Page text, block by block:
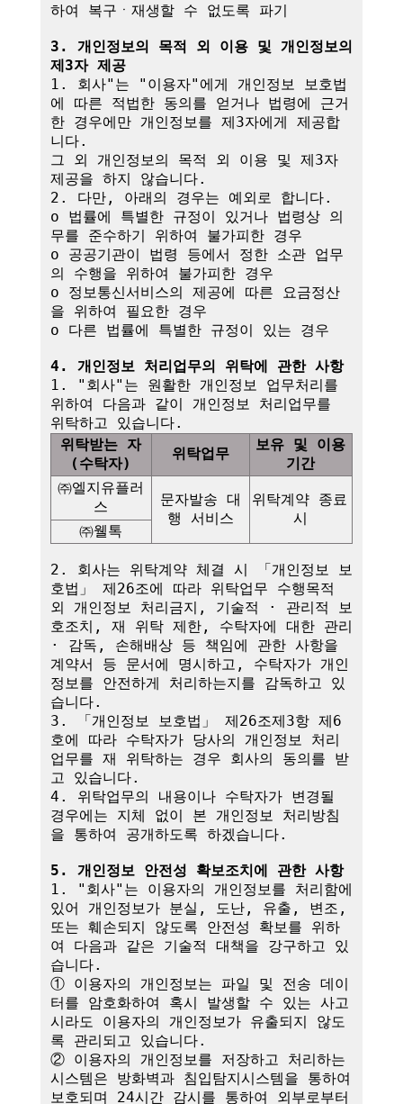
하여 복구ㆍ재생할 수 없도록 파기
3. 개인정보의 목적 외 이용 및 개인정보의
제3자 제공
1. 회사"는 "이용자"에게 개인정보 보호법
에 따른 적법한 동의를 얻거나 법령에 근거
한 경우에만 개인정보를 제3자에게 제공합
니다.
그 외 개인정보의 목적 외 이용 및 제3자
제공을 하지 않습니다.
2. 다만, 아래의 경우는 예외로 합니다.
o 법률에 특별한 규정이 있거나 법령상 의
무를 준수하기 위하여 불가피한 경우
o 공공기관이 법령 등에서 정한 소관 업무
의 수행을 위하여 불가피한 경우
o 정보통신서비스의 제공에 따른 요금정산
을 위하여 필요한 경우
o 다른 법률에 특별한 규정이 있는 경우
4. 개인정보 처리업무의 위탁에 관한 사항
1. "회사"는 원활한 개인정보 업무처리를
위하여 다음과 같이 개인정보 처리업무를
위탁받는 자
(수탁자)
위탁업무
보유 및 이용
기간
㈜엘지유플러
스
문자발송 대
행 서비스
위탁계약 종료
시
㈜웰톡
2. 회사는 위탁계약 체결 시 「개인정보 보
호법」 제26조에 따라 위탁업무 수행목적
외 개인정보 처리금지, 기술적 · 관리적 보
호조치, 재 위탁 제한, 수탁자에 대한 관리
· 감독, 손해배상 등 책임에 관한 사항을
계약서 등 문서에 명시하고, 수탁자가 개인
정보를 안전하게 처리하는지를 감독하고 있
습니다.
3. 「개인정보 보호법」 제26조제3항 제6
호에 따라 수탁자가 당사의 개인정보 처리
업무를 재 위탁하는 경우 회사의 동의를 받
고 있습니다.
4. 위탁업무의 내용이나 수탁자가 변경될
경우에는 지체 없이 본 개인정보 처리방침
을 통하여 공개하도록 하겠습니다.
5. 개인정보 안전성 확보조치에 관한 사항
1. "회사"는 이용자의 개인정보를 처리함에
있어 개인정보가 분실, 도난, 유출, 변조,
또는 훼손되지 않도록 안전성 확보를 위하
여 다음과 같은 기술적 대책을 강구하고 있
습니다.
① 이용자의 개인정보는 파일 및 전송 데이
터를 암호화하여 혹시 발생할 수 있는 사고
시라도 이용자의 개인정보가 유출되지 않도
록 관리되고 있습니다.
② 이용자의 개인정보를 저장하고 처리하는
시스템은 방화벽과 침입탐지시스템을 통하여
보호되며 24시간 감시를 통하여 외부로부터